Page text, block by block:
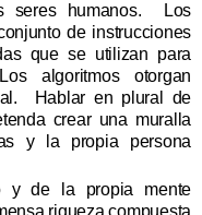
seres humanos.
Los
de instrucciones
que se utilizan para
Los algoritmos otorgan
.
Hablar en plural de
crear una muralla
y la propia persona
y de la propia mente